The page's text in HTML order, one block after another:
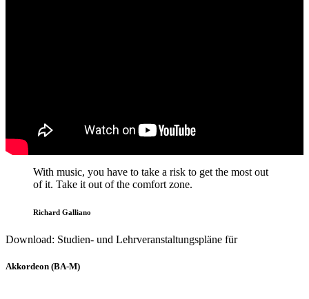
With music, you have to take a risk to get the most out
of it. Take it out of the comfort zone.
Richard Galliano
Download: Studien- und Lehrveranstaltungspläne für
Akkordeon (BA-M)